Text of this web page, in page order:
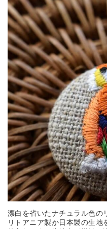
漂白を省いたナチュラル色の
リトアニア製か日本製の生地